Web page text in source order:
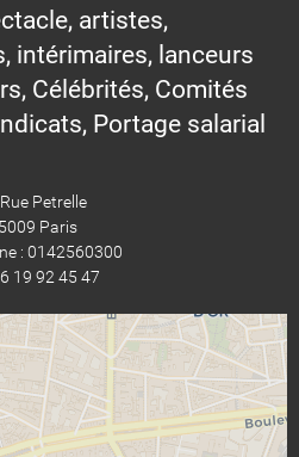
artistes,
intérimaires, lanceurs
Célébrités, Comités
Portage salarial
Petrelle
Paris
: 0142560300
19 92 45 47